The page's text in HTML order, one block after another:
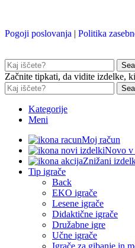
Pogoji poslovanja | Politika
Začnite tipkati, da vidite izdelke,
Kategorije
Meni
Moj račun
Novo v
Znižani
Tip igrače
Back
EKO igrače
Lesene igrače
Didaktične igrače
Družabne igre
Učne igrače
Igrače za gibanje in